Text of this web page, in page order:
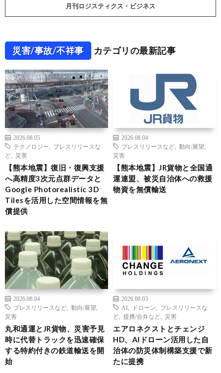
月刊ロジスティクス・ビジネス
災害/事故/不祥事 カテゴリの最新記事
2026.08.05
テクノロジー
プレスリリースな
ど
災害
【熊本地震】復旧・復興支援
へ高精度3次元点群データと
Google Photorealistic 3D
Tilesを活用した空間情報を無
償提供
2026.08.04
プレスリリースなど
動向/展望
災害
【熊本地震】JR貨物と全国通
運連盟、被災自治体への救援
物資を無償輸送
2026.08.04
プレスリリースなど
動向/展望
災害
丸和通運とJR貨物、災害予見
時に代替トラックを迅速確保
する特約付きの鉄道輸送を開
始
2026.08.03
AI
ドローン
プレスリリースな
ど
提携/合弁など 災害
エアロネクストとチェンジ
HD、AIドローン活用した自
治体の防災体制構築支援で新
たに提携